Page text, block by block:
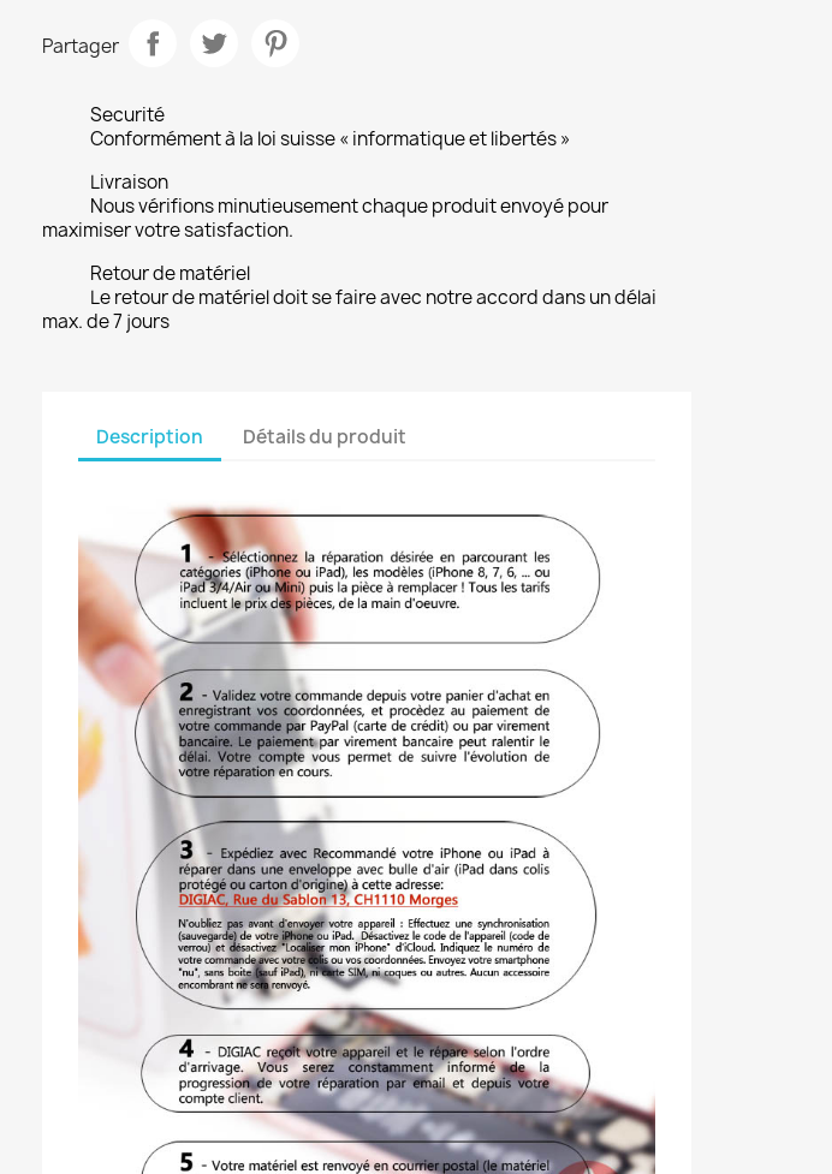
Partager
Securité
Conformément à la loi suisse « informatique et libertés »
Livraison
Nous vérifions minutieusement chaque produit envoyé pour
maximiser votre satisfaction.
Retour de matériel
Le retour de matériel doit se faire avec notre accord dans un délai
max. de 7 jours
Description Détails du produit